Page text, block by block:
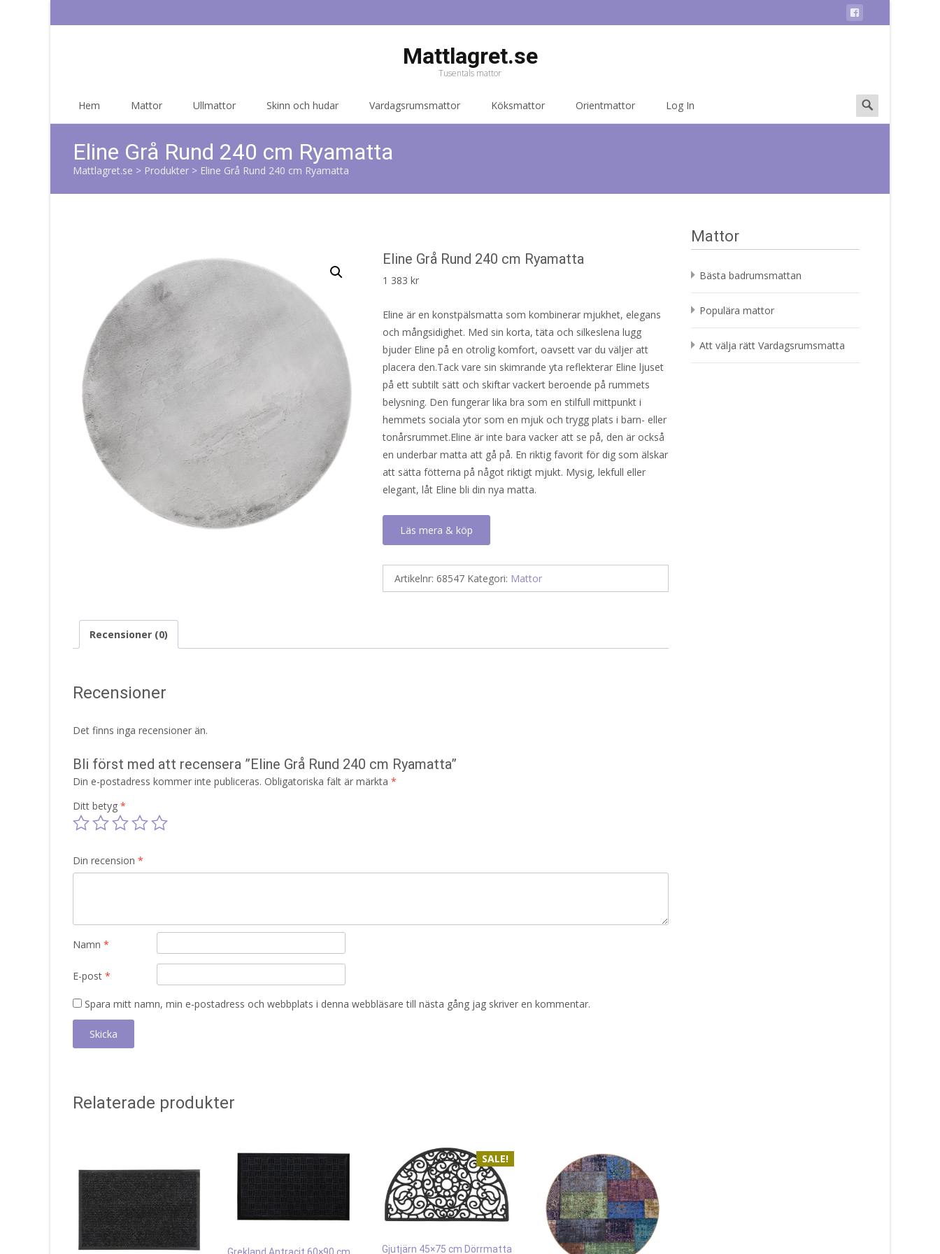
Mattlagret.se
Tusentals mattor
Hem Mattor Ullmattor Skinn och hudar Vardagsrumsmattor Köksmattor Orientmattor Log In
Search
for:
Eline Grå Rund 240 cm Ryamatta
Mattlagret.se > Produkter > Eline Grå Rund 240 cm Ryamatta
Eline Grå Rund 240 cm Ryamatta
1 383kr
Eline är en konstpälsmatta som kombinerar mjukhet, elegans
och mångsidighet. Med sin korta, täta och silkeslena lugg
bjuder Eline på en otrolig komfort, oavsett var du väljer att
placera den.Tack vare sin skimrande yta reflekterar Eline ljuset
på ett subtilt sätt och skiftar vackert beroende på rummets
belysning. Den fungerar lika bra som en stilfull mittpunkt i
hemmets sociala ytor som en mjuk och trygg plats i barn- eller
tonårsrummet.Eline är inte bara vacker att se på, den är också
en underbar matta att gå på. En riktig favorit för dig som älskar
att sätta fötterna på något riktigt mjukt. Mysig, lekfull eller
elegant, låt Eline bli din nya matta.
Läs mera & köp
Artikelnr:68547 Kategori: Mattor
Recensioner (0)
Recensioner
Det finns inga recensioner än.
Bli först med att recensera ”Eline Grå Rund 240 cm Ryamatta”
Din e-postadress kommer inte publiceras. Obligatoriska fält är märkta *
Ditt betyg *
Din recension *
Namn *
E-post *
Spara mitt namn, min e-postadress och webbplats i denna webbläsare till nästa gång jag skriver en kommentar.
Relaterade produkter
Grekland Antracit 60×90 cm
SALE!
Gjutjärn 45×75 cm Dörrmatta
Mattor
Bästa badrumsmattan
Populära mattor
Att välja rätt Vardagsrumsmatta